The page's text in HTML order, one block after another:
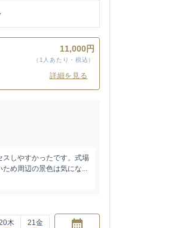
11,000円
（1人あたり・税込）
詳細を見る
しやすかったです。式場
め周辺の景色は気にな...
木 21金